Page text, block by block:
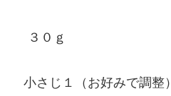
３０ｇ
１（お好みで調整）